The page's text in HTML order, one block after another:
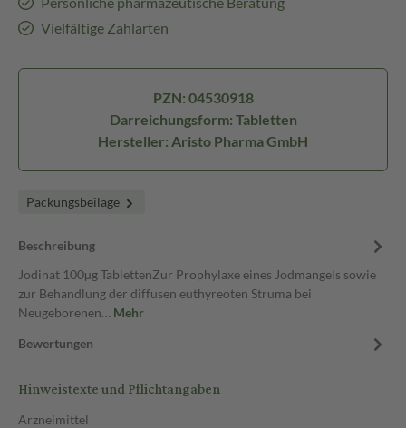
Vielfältige Zahlarten
PZN: 04530918
Darreichungsform: Tabletten
Hersteller: Aristo Pharma GmbH
Packungsbeilage
Beschreibung
Jodinat 100µg TablettenZur Prophylaxe eines Jodmangels sowie
zur Behandlung der diffusen euthyreoten Struma bei
Neugeborenen… Mehr
Bewertungen
Hinweistexte und Pflichtangaben
Arzneimittel